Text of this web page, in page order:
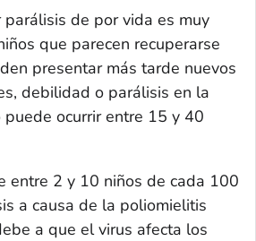
de por vida es muy
que parecen recuperarse
presentar más tarde nuevos
debilidad o parálisis en la
ocurrir entre 15 y 40
entre 2 y 10 niños de cada 100
a causa de la poliomielitis
a que el virus afecta los